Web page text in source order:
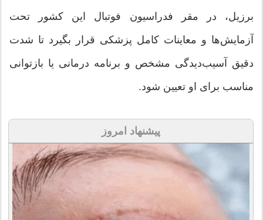
برزیل، در مقر فدراسیون فوتبال این کشور تحت
آزمایش‌ها و معاینات کامل پزشکی قرار بگیرد تا شدت
دقیق آسیب‌دیدگی مشخص و برنامه درمانی یا بازتوانی
مناسب برای او تعیین شود.
پیشنهاد امروز